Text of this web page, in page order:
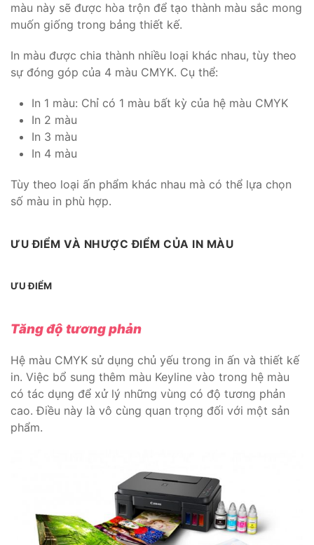
màu này sẽ được hòa trộn để tạo thành màu sắc mong
muốn giống trong bảng thiết kế.
In màu được chia thành nhiều loại khác nhau, tùy theo
sự đóng góp của 4 màu CMYK. Cụ thể:
In 1 màu: Chỉ có 1 màu bất kỳ của hệ màu CMYK
In 2 màu
In 3 màu
In 4 màu
Tùy theo loại ấn phẩm khác nhau mà có thể lựa chọn
số màu in phù hợp.
ƯU ĐIỂM VÀ NHƯỢC ĐIỂM CỦA IN MÀU
ƯU ĐIỂM
Tăng độ tương phản
Hệ màu CMYK sử dụng chủ yếu trong in ấn và thiết kế
in. Việc bổ sung thêm màu Keyline vào trong hệ màu
có tác dụng để xử lý những vùng có độ tương phản
cao. Điều này là vô cùng quan trọng đối với một sản
phẩm.